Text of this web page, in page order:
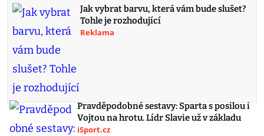
Jak vybrat barvu, která vám bude slušet?
Tohle je rozhodující
Reklama
Pravděpodobné sestavy: Sparta s posilou i
Vojtou na hrotu. Lídr Slavie už v základu
iSport.cz